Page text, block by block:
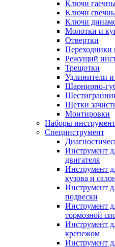
Ключи
Ключи
Ключи
Молотки и
Отвертки
Переходники
Режущий
Трещотки
Удлинители
Шарнирно-
Щетки
Монтировки
Наборы
Специнструмент
Инструмент
двигателя
Инструмент
кузова и
Инструмент
подвески
Инструмент
тормозной
Инструмент
крепежом
Инструмент